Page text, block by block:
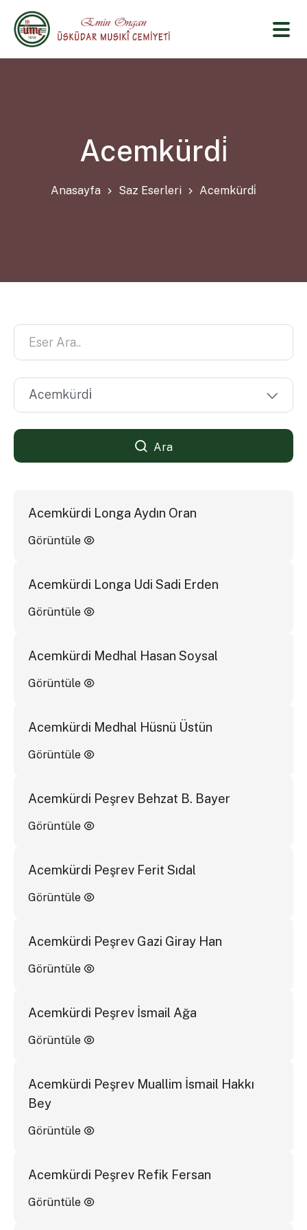
Acemkürdi̇
Anasayfa Saz Eserleri Acemkürdi̇
Ara
Acemkürdi Longa Aydın Oran
Görüntüle
Acemkürdi Longa Udi Sadi Erden
Görüntüle
Acemkürdi Medhal Hasan Soysal
Görüntüle
Acemkürdi Medhal Hüsnü Üstün
Görüntüle
Acemkürdi Peşrev Behzat B. Bayer
Görüntüle
Acemkürdi Peşrev Ferit Sıdal
Görüntüle
Acemkürdi Peşrev Gazi Giray Han
Görüntüle
Acemkürdi Peşrev İsmail Ağa
Görüntüle
Acemkürdi Peşrev Muallim İsmail Hakkı
Bey
Görüntüle
Acemkürdi Peşrev Refik Fersan
Görüntüle